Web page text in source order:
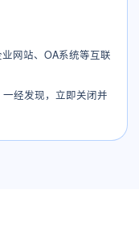
网站、OA系统等互联
经发现，立即关闭并